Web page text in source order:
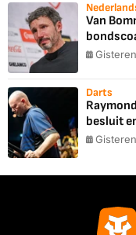
Van
Darts
besluit